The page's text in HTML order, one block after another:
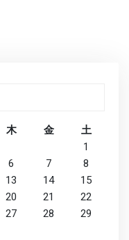
木 金 土
1
6 7
8
13 14
15
20 21
22
27 28
29